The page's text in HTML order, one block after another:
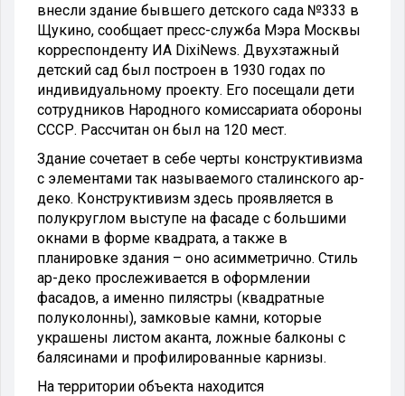
внесли здание бывшего детского сада №333 в
Щукино, сообщает пресс-служба Мэра Москвы
корреспонденту ИА DixiNews. Двухэтажный
детский сад был построен в 1930 годах по
индивидуальному проекту. Его посещали дети
сотрудников Народного комиссариата обороны
СССР. Рассчитан он был на 120 мест.
Здание сочетает в себе черты конструктивизма
с элементами так называемого сталинского ар-
деко. Конструктивизм здесь проявляется в
полукруглом выступе на фасаде с большими
окнами в форме квадрата, а также в
планировке здания – оно асимметрично. Стиль
ар-деко прослеживается в оформлении
фасадов, а именно пилястры (квадратные
полуколонны), замковые камни, которые
украшены листом аканта, ложные балконы с
балясинами и профилированные карнизы.
На территории объекта находится